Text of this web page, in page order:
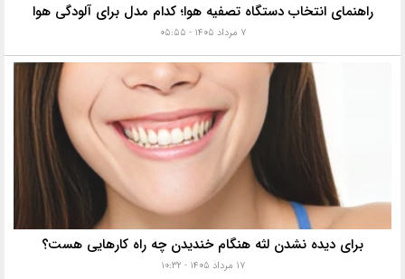
راهنمای انتخاب دستگاه تصفیه هوا؛ کدام مدل برای آلودگی هوا
۷ مرداد ۱۴۰۵ - ۰۵:۵۵
برای دیده نشدن لثه هنگام خندیدن چه راه کارهایی هست؟
۱۷ مرداد ۱۴۰۵ - ۱۰:۳۲